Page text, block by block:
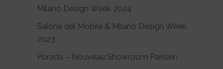
Milano Design Week 2024
Salone del Mobile & Milano Design Week
2023
Porada – Nouveau Showroom Parisien